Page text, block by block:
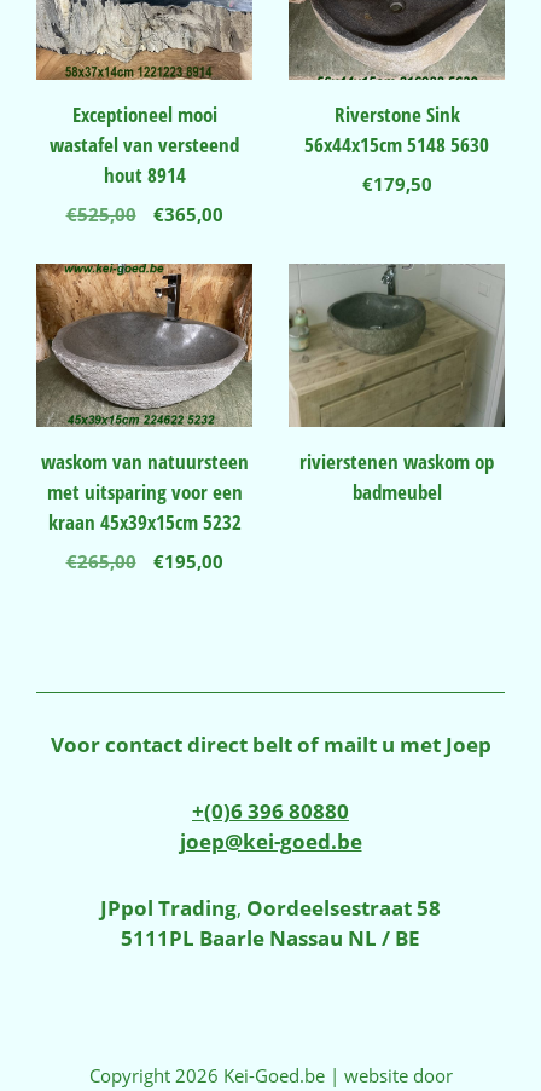
Exceptioneel mooi
wastafel van versteend
hout 8914
€525,00
Oorspronkelijke
was:
€525,00.
€365,00Huidige
is:
€365,00.
Riverstone Sink
56x44x15cm 5148 5630
€179,50
waskom van natuursteen
met uitsparing voor een
kraan 45x39x15cm 5232
€265,00
Oorspronkelijke
€195,00Huidige
rivierstenen waskom op
badmeubel
Voor contact direct belt of mailt u met Joep
+(0)6 396 80880
joep@kei-goed.be
JPpol Trading, Oordeelsestraat 58
5111PL Baarle Nassau NL / BE
Copyright 2026 Kei-Goed.be | website door